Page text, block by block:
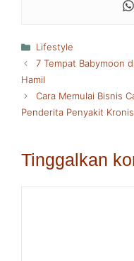
Kategori
Lifestyle
7 Tempat Babymoon
Hamil
Cara Memulai Bisnis
Penderita Penyakit Kronis
Tinggalkan